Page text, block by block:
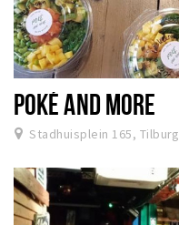
POKÉ AND MORE
Stadhuisplein 165, Tilburg